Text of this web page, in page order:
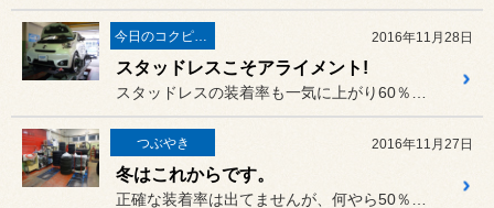
今日のコクピット西部 2016年11月28日
スタッドレスこそアライメント!
つぶやき 2016年11月27日
冬はこれからです。